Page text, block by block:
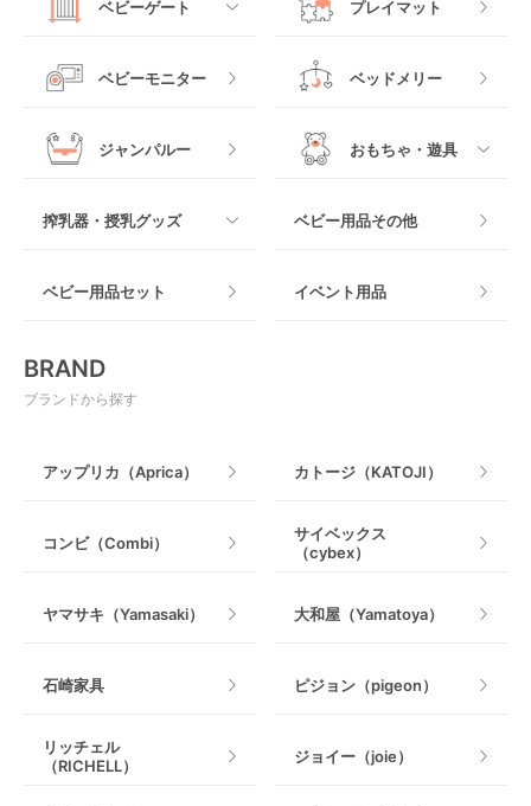
ベビーベッドその他
チャイルドシートその
他
ロッキングタイプ テーブルチェア
抱っこ紐その他
木製
マット製
ベビーゲート
すべて
プレイマット
ベビーモニター ベッドメリー
ジャンパルー おもちゃ・遊具
室内遊具
搾乳器・授乳グッズ
授乳グッズ・ママ用品
ベビー用品その他
ベビー用品セット イベント用品
BRAND
ブランドから探す
アップリカ（Aprica） カトージ（KATOJI）
コンビ（Combi）
サイベックス
（cybex）
ヤマサキ（Yamasaki） 大和屋（Yamatoya）
石崎家具 ピジョン（pigeon）
リッチェル
（RICHELL）
ジョイー（joie）